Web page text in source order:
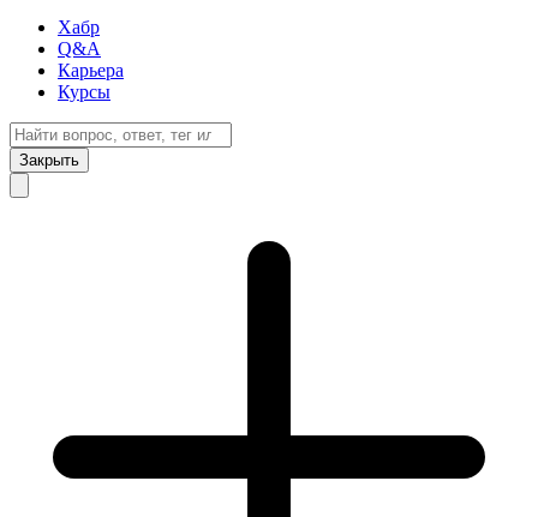
Хабр
Q&A
Карьера
Курсы
Закрыть